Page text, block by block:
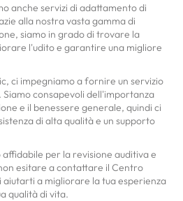
anche servizi di adattamento di
alla nostra vasta gamma di
siamo in grado di trovare la
l'udito e garantire una migliore
ci impegniamo a fornire un servizio
consapevoli dell'importanza
e il benessere generale, quindi ci
di alta qualità e un supporto
per la revisione auditiva e
esitare a contattare il Centro
aiutarti a migliorare la tua esperienza
qualità di vita.